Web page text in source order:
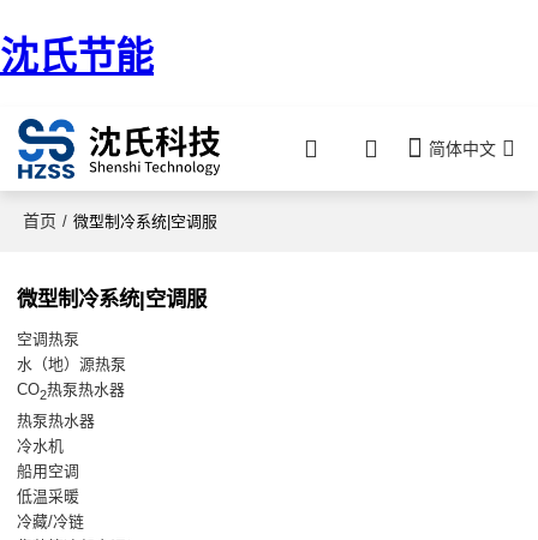
沈氏节能
简体中文
首页 / 微型制冷系统|空调服
微型制冷系统|空调服
空调热泵
水（地）源热泵
CO2热泵热水器
热泵热水器
冷水机
船用空调
低温采暖
冷藏/冷链